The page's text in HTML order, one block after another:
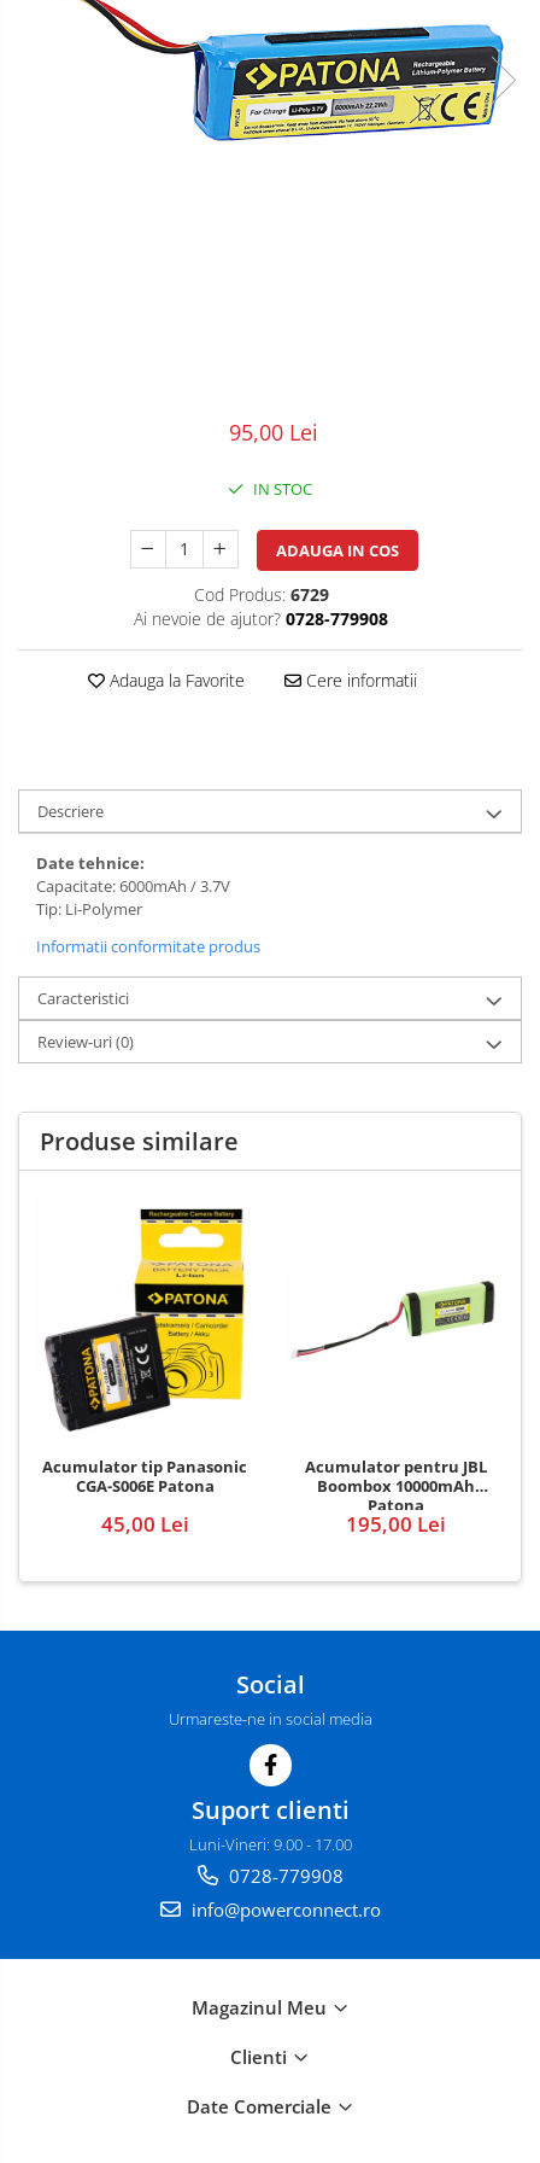
POS/Scanere coduri de bare
95,00 Lei
IN STOC
ADAUGA IN COS
Cod Produs: 6729
Ai nevoie de ajutor? 0728-779908
Adauga la Favorite Cere informatii
Descriere
Date tehnice:
Capacitate: 6000mAh / 3.7V
Tip: Li-Polymer
Informatii conformitate produs
Caracteristici
Review-uri(0)
Produse similare
Acumulator tip Panasonic
CGA-S006E Patona
45,00 Lei
Acumulator pentru JBL
Boombox 10000mAh
Patona
195,00 Lei
Social
Urmareste-ne in social media
Suport clienti
Luni-Vineri: 9.00 - 17.00
0728-779908
info@powerconnect.ro
Magazinul Meu
Clienti
Date Comerciale